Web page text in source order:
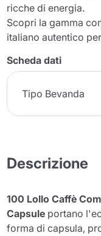
ricche di energia.
Scopri la gamma
italiano autentico
Scheda dati
Tipo Bevanda
Descrizione
100 Lollo Caffè
Capsule portano
forma di capsula,